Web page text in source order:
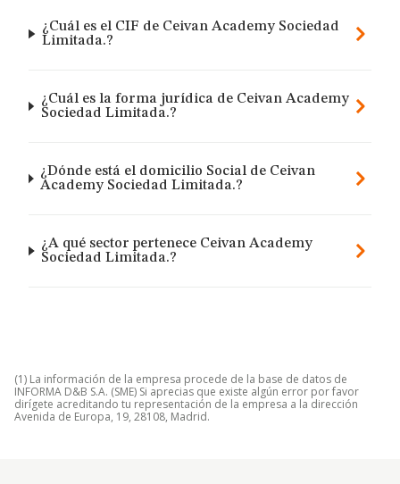
¿Cuál es el CIF de Ceivan Academy Sociedad
Limitada.?
¿Cuál es la forma jurídica de Ceivan Academy
Sociedad Limitada.?
¿Dónde está el domicilio Social de Ceivan
Academy Sociedad Limitada.?
¿A qué sector pertenece Ceivan Academy
Sociedad Limitada.?
(1) La información de la empresa procede de la base de datos de
INFORMA D&B S.A. (SME) Si aprecias que existe algún error por favor
dirígete acreditando tu representación de la empresa a la dirección
Avenida de Europa, 19, 28108, Madrid.